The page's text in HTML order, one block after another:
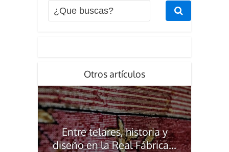
Otros artículos
Entre telares, historia y
diseño en la Real Fábrica...